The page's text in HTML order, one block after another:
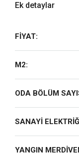
Ek detaylar
FİYAT:
M2:
ODA BÖLÜM
SANAYİ
YANGIN